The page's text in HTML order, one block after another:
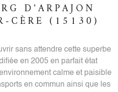
D'ARPAJON
CÈRE (15130)
sans attendre cette superbe
en 2005 en parfait état
calme et paisible
en commun ainsi que les